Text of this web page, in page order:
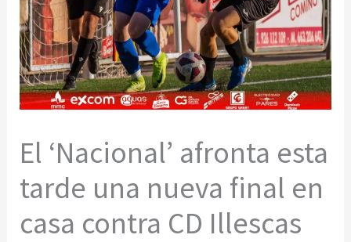
El ‘Nacional’ afronta esta
tarde una nueva final en
casa contra CD Illescas